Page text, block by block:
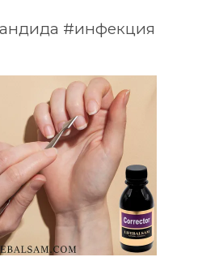
#инфекция